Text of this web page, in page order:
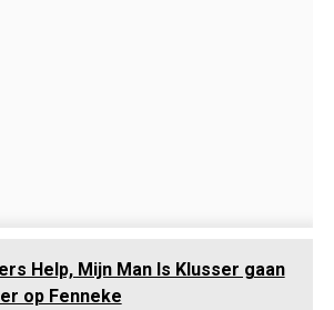
Help, Mijn Man Is Klusser gaan
op Fenneke